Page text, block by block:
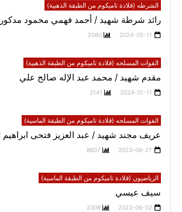
الشرطه (قلادة تاميكوم من الطبقة الذهبية)
رائد شرطة شهيد / أحمد فهمي محمود مدكور
2024-05-11
2060
القوات المسلحه (قلادة تاميكوم من الطبقة الذهبية)
مقدم شهيد / محمد عبد الإله صالح علي
2024-01-11
2141
القوات المسلحه (قلادة تاميكوم من الطبقة الماسية)
عريف مجند شهيد / عبد العزيز فتحى ابراهيم
2023-06-27
8607
الرياضيون (قلادة تاميكوم من الطبقة الماسية)
سيف عيسي
2023-06-02
2308